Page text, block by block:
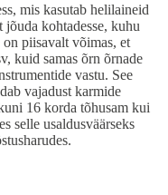
mis kasutab helilaineid
kohtadesse, kuhu
on piisavalt võimas, et
kuid samas õrn õrnade
vastu. See
vajadust karmide
16 korda tõhusam kui
selle usaldusväärseks